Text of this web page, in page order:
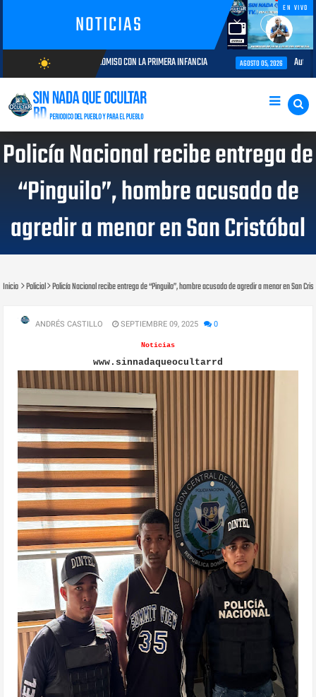
NOTICIAS
EN VIVO
wb_sunny
AGOSTO/9/2026
Y COMPROMISO CON LA PRIMERA INFANCIA AGOSTO 05, 2026 Autoridades del
Policía Nacional recibe entrega de
“Pinguilo”, hombre acusado de
agredir a menor en San Cristóbal
Inicio Policial Policía Nacional recibe entrega de “Pinguilo”, hombre acusado de agredir a menor en San
ANDRÉS CASTILLO SEPTIEMBRE 09, 2025 0
Noticias
www.sinnadaqueocultarrd